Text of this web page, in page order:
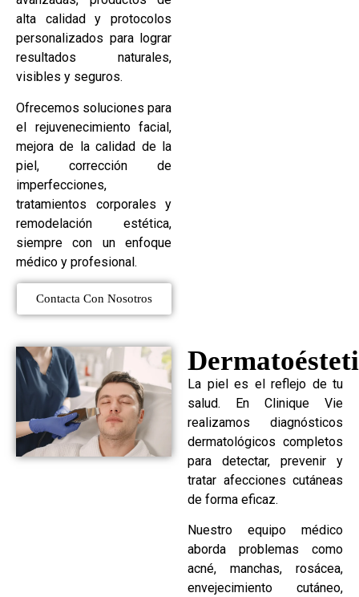
alta calidad y protocolos
personalizados para lograr
resultados naturales,
visibles y seguros.
Ofrecemos soluciones para
el rejuvenecimiento facial,
mejora de la calidad de la
piel, corrección de
imperfecciones,
tratamientos corporales y
remodelación estética,
siempre con un enfoque
médico y profesional.
Contacta Con Nosotros
La piel es el reflejo de tu
salud. En Clinique Vie
realizamos diagnósticos
dermatológicos completos
para detectar, prevenir y
tratar afecciones cutáneas
de forma eficaz.
Nuestro equipo médico
aborda problemas como
acné, manchas, rosácea,
envejecimiento cutáneo,